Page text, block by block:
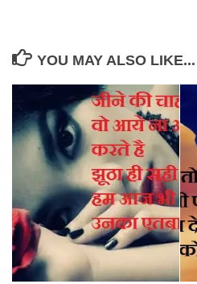
YOU MAY ALSO LIKE...